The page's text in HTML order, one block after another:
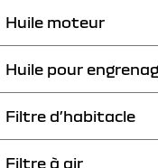
Huile moteur
L’huile moteurlubrifie les
protège de l’abrasion. Il
de contrôler
compléter, le cas échéant
Si le voyant
Huile pour
L’huile pour engrenage
Vérifiez
Filtre d’habitacle
Le filtre d’habitacle
Filtre à air